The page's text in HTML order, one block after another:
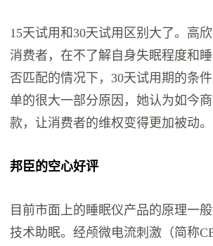
15天试用和30天试用区别大了。高
消费者，在不了解自身失眠程度和
否匹配的情况下，30天试用期的条
单的很大一部分原因，她认为如今
款，让消费者的维权变得更加被动。
邦臣的空心好评
目前市面上的睡眠仪产品的原理一
技术助眠。经颅微电流刺激（简称